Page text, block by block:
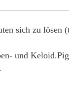
sich zu lösen
und